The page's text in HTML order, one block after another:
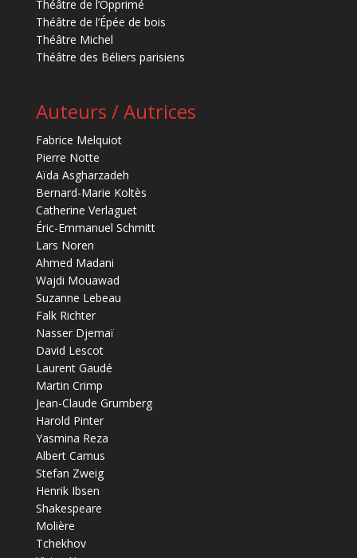
Théâtre de l’Opprimé
Théâtre de l’Épée de bois
Théâtre Michel
Théâtre des Béliers parisiens
Auteurs / Autrices
Fabrice Melquiot
Pierre Notte
Aïda Asgharzadeh
Bernard-Marie Koltès
Catherine Verlaguet
Éric-Emmanuel Schmitt
Lars Noren
Ahmed Madani
Wajdi Mouawad
Suzanne Lebeau
Falk Richter
Nasser Djemaï
David Lescot
Laurent Gaudé
Martin Crimp
Jean-Claude Grumberg
Harold Pinter
Yasmina Reza
Albert Camus
Stefan Zweig
Henrik Ibsen
Shakespeare
Molière
Tchekhov